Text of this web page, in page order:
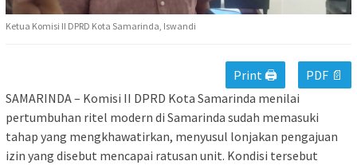
Ketua Komisi II DPRD Kota Samarinda, Iswandi
Print 🖨
PDF 📄
SAMARINDA – Komisi II DPRD Kota Samarinda menilai
pertumbuhan ritel modern di Samarinda sudah memasuki
tahap yang mengkhawatirkan, menyusul lonjakan pengajuan
izin yang disebut mencapai ratusan unit. Kondisi tersebut